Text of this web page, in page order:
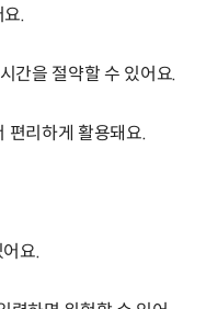
.
간을 절약할 수 있어요.
편리하게 활용돼요.
요.